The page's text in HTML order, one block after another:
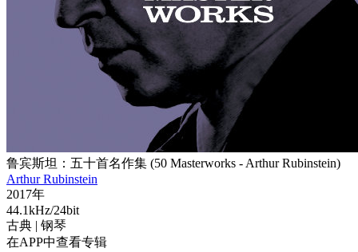
鲁宾斯坦：五十首名作集 (50 Masterworks - Arthur Rubinstein)
Arthur Rubinstein
2017年
44.1kHz/24bit
古典 | 钢琴
在APP中查看专辑